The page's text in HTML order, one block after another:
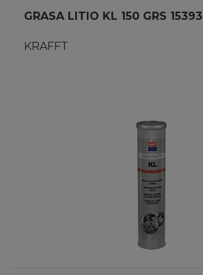
GRASA LITIO KL 150 GRS 15393
KRAFFT